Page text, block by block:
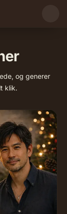
og generer
klik.